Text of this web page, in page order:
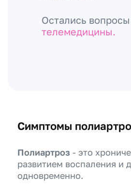
Остались
телемедицины.
Симптомы
Полиартроз - это
развитием воспаления и
одновременно.